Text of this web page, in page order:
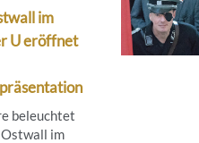
im
U eröffnet
beleuchtet
im